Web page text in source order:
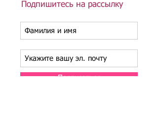
Подпишитесь на рассылку
Подписаться